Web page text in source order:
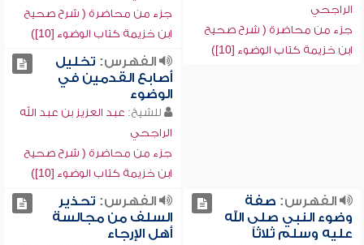
الراجحي
جزء من محاضرة ( شرح صحيح
ابن خزيمة كتاب الوضوء [10])
جزء من محاضرة ( شرح صحيح
ابن خزيمة كتاب الوضوء [10])
الفهرس: تخليل
أصابع القدمين في
الوضوء
للشيخ: عبد العزيز بن عبد الله
الراجحي
جزء من محاضرة ( شرح صحيح
ابن خزيمة كتاب الوضوء [10])
الفهرس: صفة
وضوء النبي صلى الله
عليه وسلم ثلاثاً
الفهرس: تحذير
السلف من مجالسة
أهل الإرجاء